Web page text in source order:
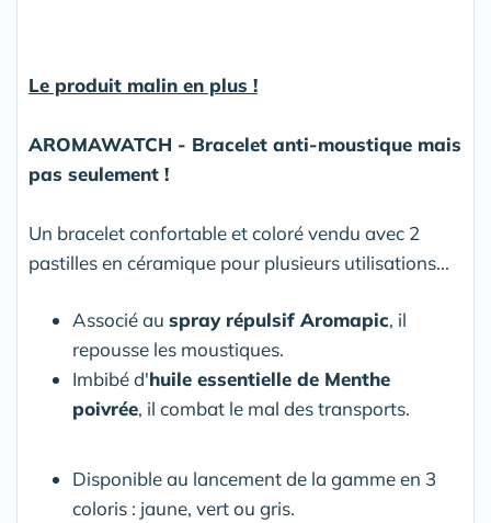
Le produit malin en plus !
AROMAWATCH - Bracelet anti-moustique mais
pas seulement !
Un bracelet confortable et coloré vendu avec 2
pastilles en céramique pour plusieurs utilisations...
Associé au spray répulsif Aromapic, il
repousse les moustiques.
Imbibé d'huile essentielle de Menthe
poivrée, il combat le mal des transports.
Disponible au lancement de la gamme en 3
coloris : jaune, vert ou gris.